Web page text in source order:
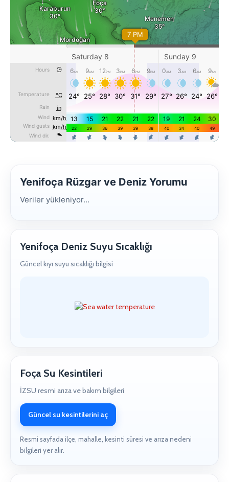
Yenifoça Rüzgar ve Deniz Yorumu
Veriler yükleniyor...
Yenifoça Deniz Suyu Sıcaklığı
Güncel kıyı suyu sıcaklığı bilgisi
Foça Su Kesintileri
İZSU resmi arıza ve bakım bilgileri
Güncel su kesintilerini aç
Resmi sayfada ilçe, mahalle, kesinti süresi ve arıza nedeni
bilgileri yer alır.